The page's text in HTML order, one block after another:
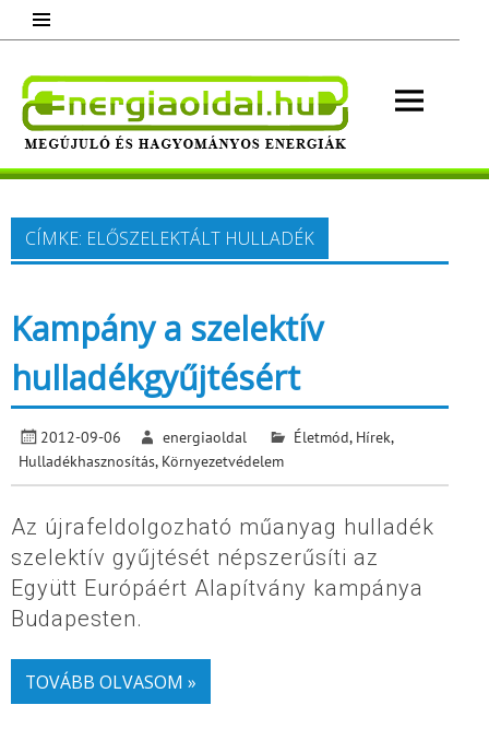
content
Megújuló és hagyományos energiák.
Minden, ami energia!
CÍMKE: ELŐSZELEKTÁLT HULLADÉK
Kampány a szelektív
hulladékgyűjtésért
2012-09-06 energiaoldal Életmód, Hírek,
Hulladékhasznosítás, Környezetvédelem
Az újrafeldolgozható műanyag hulladék
szelektív gyűjtését népszerűsíti az
Együtt Európáért Alapítvány kampánya
Budapesten.
TOVÁBB OLVASOM »